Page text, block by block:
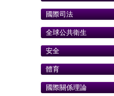
國際司法
全球公共衛生
安全
體育
國際關係理論